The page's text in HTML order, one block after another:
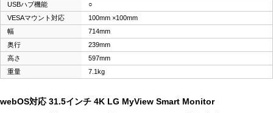
USBハブ機能
○
VESAマウント対応
100mm ×100mm
幅
714mm
奥行
239mm
高さ
597mm
重量
7.1kg
webOS対応 31.5インチ 4K LG MyView Smart Monitor